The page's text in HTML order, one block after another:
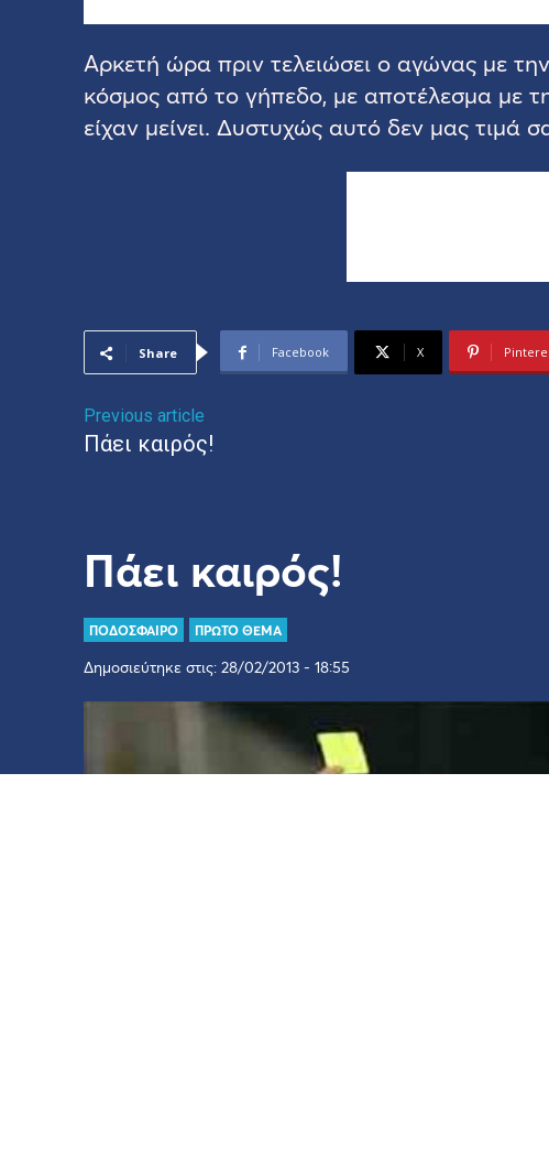
Αρκετή ώρα πριν τελειώσει ο αγώνας με
κόσμος από το γήπεδο, με αποτέλεσμα με
είχαν μείνει. Δυστυχώς αυτό δεν μας τιμά
Share Facebook X
Previous article
Πάει καιρός!